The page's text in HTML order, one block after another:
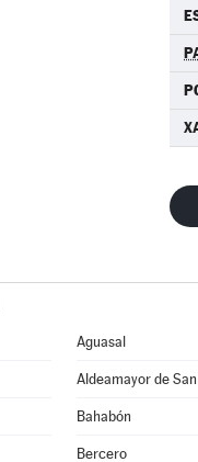
Aguasal
Aldeamayor de
Bahabón
Bercero